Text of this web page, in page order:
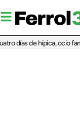
de hípica, ocio familiar